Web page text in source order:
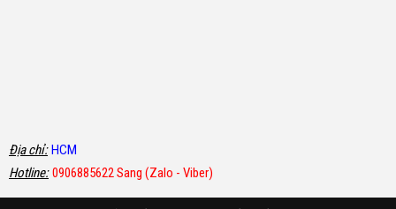
Địa chỉ: HCM
Hotline: 0906885622 Sang (Zalo - Viber)